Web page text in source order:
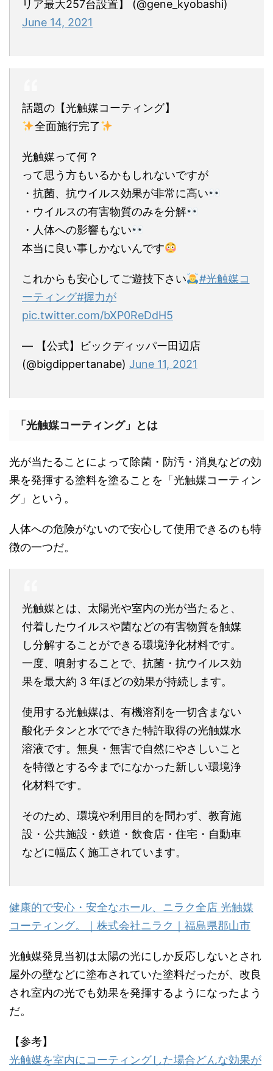
リア最大257台設置】 (@gene_kyobashi)
June 14, 2021
話題の【光触媒コーティング】
全面施行完了
光触媒って何？
って思う方もいるかもしれないですが
・抗菌、抗ウイルス効果が非常に高い
・ウイルスの有害物質のみを分解
・人体への影響もない
本当に良い事しかないんです
これからも安心してご遊技下さい
#光触媒コ
ーティング#握力が
pic.twitter.com/bXP0ReDdH5
— 【公式】ビックディッパー田辺店
(@bigdippertanabe) June 11, 2021
「光触媒コーティング」とは
光が当たることによって除菌・防汚・消臭などの効
果を発揮する塗料を塗ることを「光触媒コーティン
グ」という。
人体への危険がないので安心して使用できるのも特
徴の一つだ。
光触媒とは、太陽光や室内の光が当たると、
付着したウイルスや菌などの有害物質を触媒
し分解することができる環境浄化材料です。
一度、噴射することで、抗菌・抗ウイルス効
果を最大約 3 年ほどの効果が持続します。
使用する光触媒は、有機溶剤を一切含まない
酸化チタンと水でできた特許取得の光触媒水
溶液です。無臭・無害で自然にやさしいこと
を特徴とする今までになかった新しい環境浄
化材料です。
そのため、環境や利用目的を問わず、教育施
設・公共施設・鉄道・飲食店・住宅・自動車
などに幅広く施工されています。
健康的で安心・安全なホール、ニラク全店 光触媒
コーティング。｜株式会社ニラク｜福島県郡山市
光触媒発見当初は太陽の光にしか反応しないとされ
屋外の壁などに塗布されていた塗料だったが、改良
され室内の光でも効果を発揮するようになったよう
だ。
【参考】
光触媒を室内にコーティングした場合どんな効果が